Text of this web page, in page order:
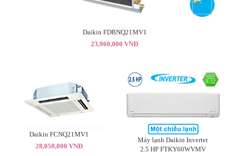
Daikin FDBNQ21MV1
23,960,000 VNĐ
Daikin FCNQ21MV1
28,050,000 VNĐ
Máy lạnh Daikin Inverter
2.5 HP FTKY60WVMV